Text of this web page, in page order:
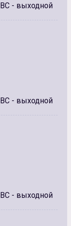
- выходной
- выходной
- выходной